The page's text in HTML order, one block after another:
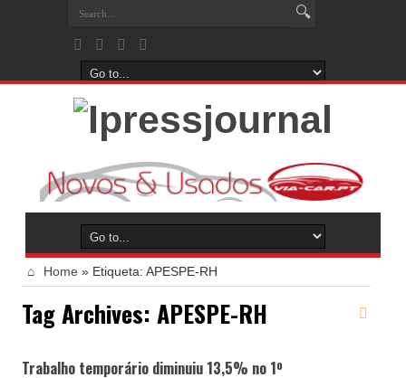
Home » Etiqueta: APESPE-RH
Tag Archives: APESPE-RH
Trabalho temporário diminuiu 13,5% no 1º